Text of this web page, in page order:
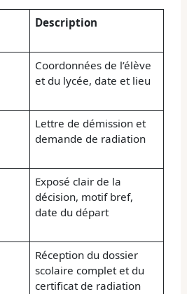
Description
Coordonnées de l’élève
et du lycée, date et lieu
Lettre de démission et
demande de radiation
Exposé clair de la
décision, motif bref,
date du départ
Réception du dossier
scolaire complet et du
certificat de radiation